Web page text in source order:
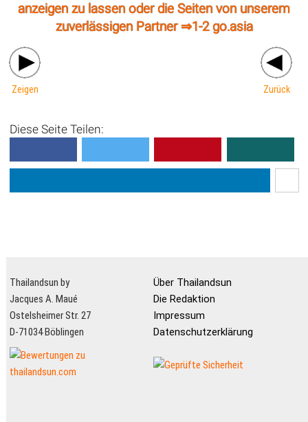
anzeigen zu lassen oder die Seiten von unserem
zuverlässigen Partner ⇒1-2 go.asia
Zeigen Zurück
Diese Seite Teilen:
Thailandsun by
Jacques A. Maué
Ostelsheimer Str. 27
D-71034 Böblingen
Über Thailandsun
Die Redaktion
Impressum
Datenschutzerklärung